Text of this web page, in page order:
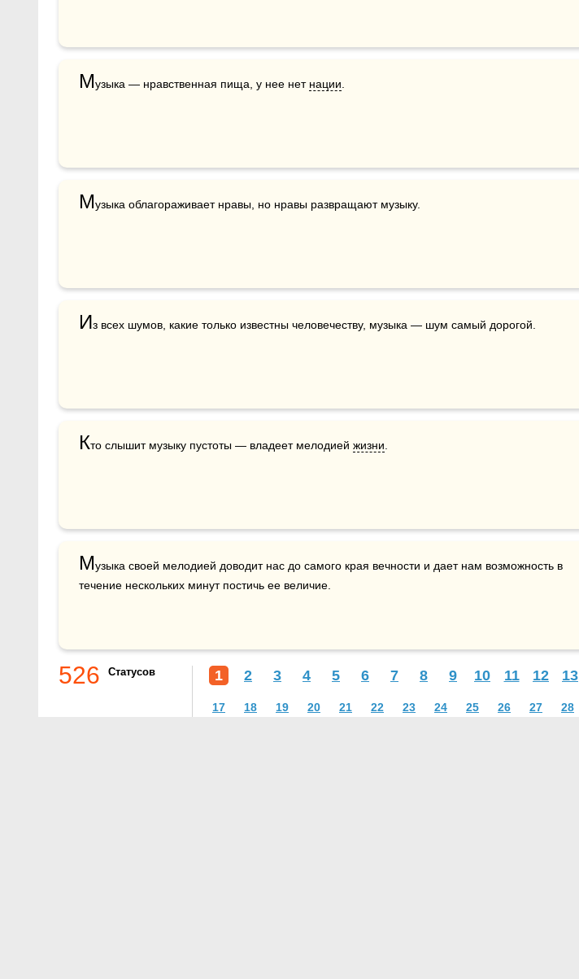
Музыка — нравственная пища, у нее нет нации
Музыка облагораживает нравы, но нравы развращают музыку.
Из всех шумов, какие только известны человечеству, музыка — шум самый дорогой.
Кто слышит музыку пустоты — владеет мелодией жизни
Музыка своей мелодией доводит нас до самого края вечности и дает нам возможность в
526 Статусов 1 2 3 4 5 6 7 8 9 10 11 12 13
17 18 19 20 21 22 23 24 25 26 27 28